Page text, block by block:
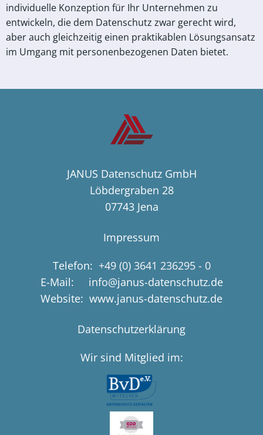
individuelle Konzeption für Ihr Unternehmen zu
entwickeln, die dem Datenschutz zwar gerecht wird,
aber auch gleichzeitig einen praktikablen Lösungsansatz
im Umgang mit personenbezogenen Daten bietet.
JANUS Datenschutz GmbH
Löbdergraben 28
07743 Jena
Impressum
Telefon: +49 (0) 3641 236295 - 0
E-Mail: info@janus-datenschutz.de
Website: www.janus-datenschutz.de
Datenschutzerklärung
Wir sind Mitglied im: